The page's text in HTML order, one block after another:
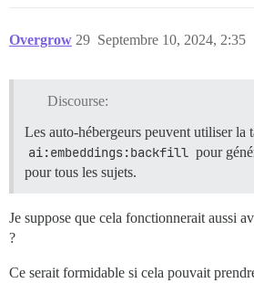
Overgrow Septembre 10, 2024, 2:35
29
Discourse:
Les auto-hébergeurs peuvent utiliser la
ai:embeddings:backfill pour
pour tous les sujets.
Je suppose que cela fonctionnerait aussi
?
Ce serait formidable si cela pouvait